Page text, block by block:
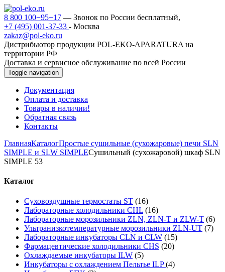
8 800 100−95−17 — Звонок по России бесплатный,
+7 (495) 001-37-33 - Москва
zakaz@pol-eko.ru
Дистрибьютор продукции POL-EKO-APARATURA на
территории РФ
Доставка и сервисное обслуживание по всей России
Toggle navigation
Документация
Оплата и доставка
Товары в наличии!
Обратная связь
Контакты
ГлавнаяКаталогПростые сушильные (сухожаровые) печи SLN
SIMPLE и SLW SIMPLEСушильный (сухожаровой) шкаф SLN
SIMPLE 53
Каталог
Суховоздушные термостаты ST (16)
Лабораторные холодильники CHL (16)
Лабораторные морозильники ZLN, ZLN-T и ZLW-T (6)
Ультранизкотемпературные морозильники ZLN-UT (7)
Лабораторные инкубаторы CLN и CLW (15)
Фармацевтические холодильники CHS (20)
Охлаждаемые инкубаторы ILW (5)
Инкубаторы с охлаждением Пельтье ILP(4)